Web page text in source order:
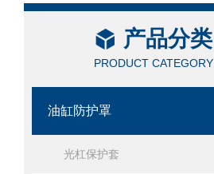
产品分类
PRODUCT CATEGORY
油缸防护罩
光杠保护套